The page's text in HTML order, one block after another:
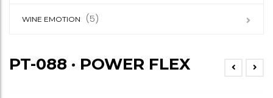
WINE EMOTION (5)
PT-088 · POWER FLEX